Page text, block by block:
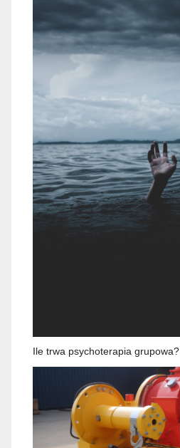
Ile trwa psychoterapia grupowa?